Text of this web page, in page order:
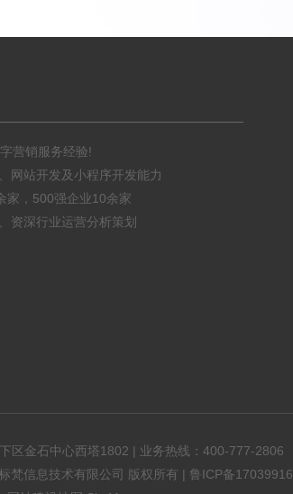
营销服务经验!
网站开发及小程序开发能力
家，500强企业10余家
资深行业运营分析策划
区金石中心西塔1802 | 业务热线： 400-777-2806
梵信息技术有限公司 版权所有 | 鲁ICP备